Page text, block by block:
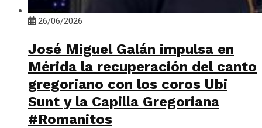
26/06/2026
José Miguel Galán impulsa en
Mérida la recuperación del canto
gregoriano con los coros Ubi
Sunt y la Capilla Gregoriana
#Romanitos